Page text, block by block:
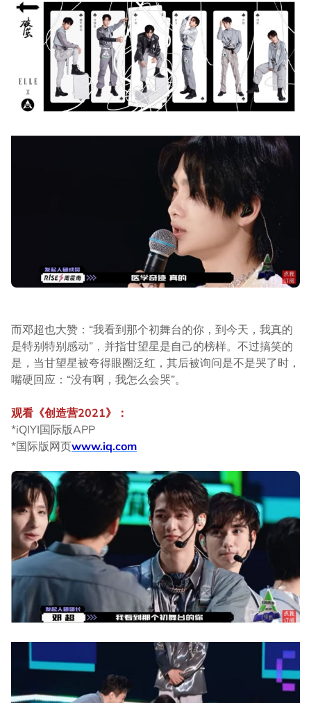
而邓超也大赞：“我看到那个初舞台的你，到今天，我真的
是特别特别感动”，并指甘望星是自己的榜样。不过搞笑的
是，当甘望星被夸得眼圈泛红，其后被询问是不是哭了时，
嘴硬回应：“没有啊，我怎么会哭”。
观看《创造营2021》：
*iQIYI国际版APP
*国际版网页www.iq.com